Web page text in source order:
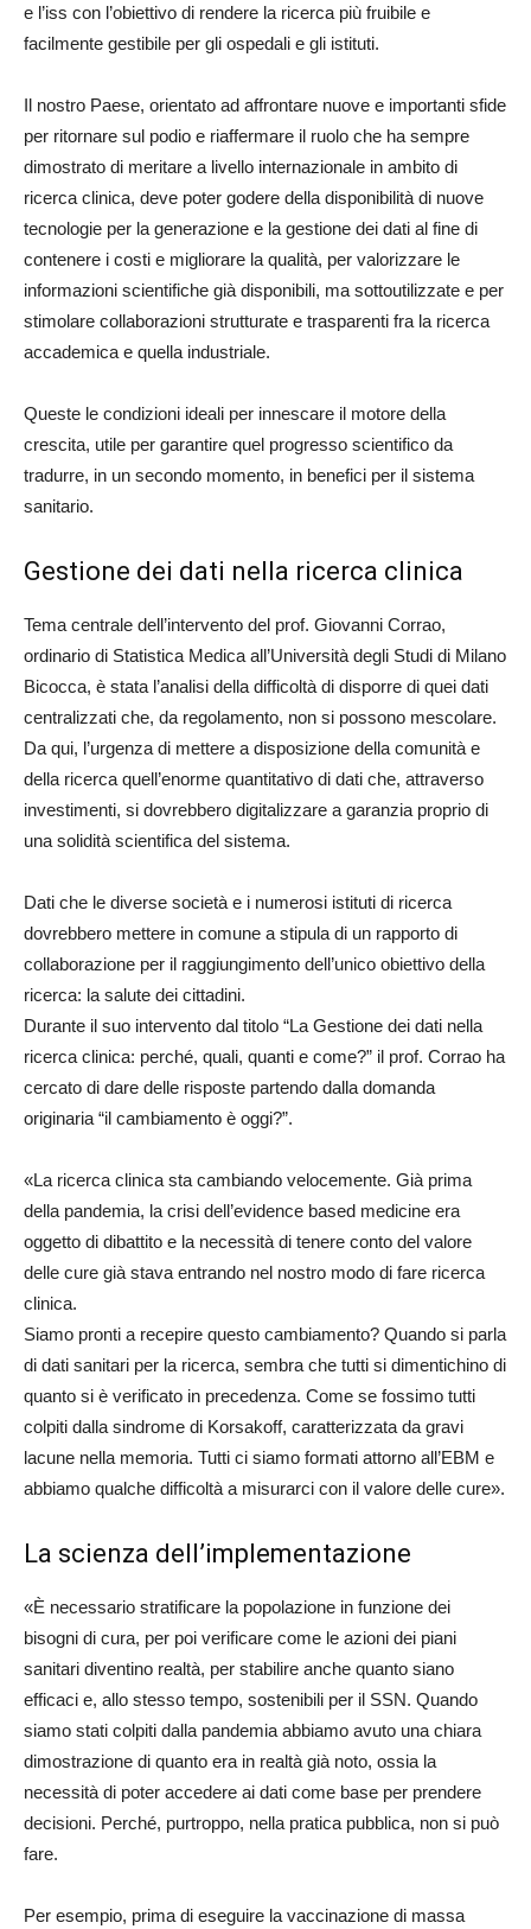
e l’iss con l’obiettivo di rendere la ricerca più fruibile e
facilmente gestibile per gli ospedali e gli istituti.
Il nostro Paese, orientato ad affrontare nuove e importanti sfide
per ritornare sul podio e riaffermare il ruolo che ha sempre
dimostrato di meritare a livello internazionale in ambito di
ricerca clinica, deve poter godere della disponibilità di nuove
tecnologie per la generazione e la gestione dei dati al fine di
contenere i costi e migliorare la qualità, per valorizzare le
informazioni scientifiche già disponibili, ma sottoutilizzate e per
stimolare collaborazioni strutturate e trasparenti fra la ricerca
accademica e quella industriale.
Queste le condizioni ideali per innescare il motore della
crescita, utile per garantire quel progresso scientifico da
tradurre, in un secondo momento, in benefici per il sistema
sanitario.
Gestione dei dati nella ricerca clinica
Tema centrale dell’intervento del prof. Giovanni Corrao,
ordinario di Statistica Medica all’Università degli Studi di Milano
Bicocca, è stata l’analisi della difficoltà di disporre di quei dati
centralizzati che, da regolamento, non si possono mescolare.
Da qui, l’urgenza di mettere a disposizione della comunità e
della ricerca quell’enorme quantitativo di dati che, attraverso
investimenti, si dovrebbero digitalizzare a garanzia proprio di
una solidità scientifica del sistema.
Dati che le diverse società e i numerosi istituti di ricerca
dovrebbero mettere in comune a stipula di un rapporto di
collaborazione per il raggiungimento dell’unico obiettivo della
ricerca: la salute dei cittadini.
Durante il suo intervento dal titolo “La Gestione dei dati nella
ricerca clinica: perché, quali, quanti e come?” il prof. Corrao ha
cercato di dare delle risposte partendo dalla domanda
originaria “il cambiamento è oggi?”.
«La ricerca clinica sta cambiando velocemente. Già prima
della pandemia, la crisi dell’evidence based medicine era
oggetto di dibattito e la necessità di tenere conto del valore
delle cure già stava entrando nel nostro modo di fare ricerca
clinica.
Siamo pronti a recepire questo cambiamento? Quando si parla
di dati sanitari per la ricerca, sembra che tutti si dimentichino di
quanto si è verificato in precedenza. Come se fossimo tutti
colpiti dalla sindrome di Korsakoff, caratterizzata da gravi
lacune nella memoria. Tutti ci siamo formati attorno all’EBM e
abbiamo qualche difficoltà a misurarci con il valore delle cure».
La scienza dell’implementazione
«È necessario stratificare la popolazione in funzione dei
bisogni di cura, per poi verificare come le azioni dei piani
sanitari diventino realtà, per stabilire anche quanto siano
efficaci e, allo stesso tempo, sostenibili per il SSN. Quando
siamo stati colpiti dalla pandemia abbiamo avuto una chiara
dimostrazione di quanto era in realtà già noto, ossia la
necessità di poter accedere ai dati come base per prendere
decisioni. Perché, purtroppo, nella pratica pubblica, non si può
fare.
Per esempio, prima di eseguire la vaccinazione di massa